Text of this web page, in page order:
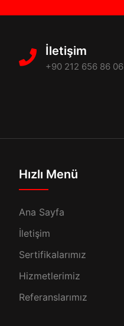
İletişim
+90 212 656 86 06
Hızlı Menü
Ana Sayfa
İletişim
Sertifikalarımız
Hizmetlerimiz
Referanslarımız